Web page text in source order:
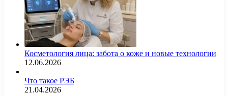
Косметология лица: забота о коже и новые технологии
12.06.2026
Что такое РЭБ
21.04.2026